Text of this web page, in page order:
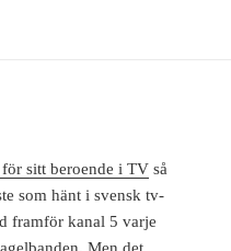
sitt beroende i TV så
som hänt i svensk tv-
framför kanal 5 varje